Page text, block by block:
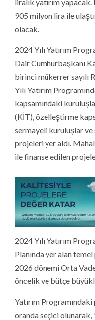
liralık yatırım
905 milyon lira ile
olacak.
2024 Yılı Yatırım
Dair Cumhurbaşkanı
birinci mükerrer sayılı
Yılı Yatırım
kapsamındaki
(KİT), özelleştirme
sermayeli kuruluşlar ve
projeleri yer aldı.
ile finanse edilen
2024 Yılı Yatırım
Planında yer alan
2026 dönemi Orta
öncelik ve bütçe
Yatırım
oranda seçici olunarak,